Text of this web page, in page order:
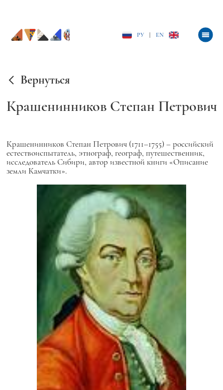
РУ EN
Вернуться
Крашенинников Степан Петрович
Крашенинников Степан Петрович (1711–1755) – российский
естествоиспытатель, этнограф, географ, путешественник,
исследователь Сибири, автор известной книги «Описание
земли Камчатки».